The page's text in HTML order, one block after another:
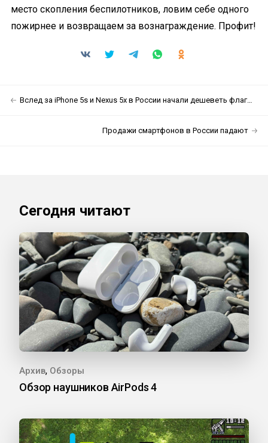
место скопления беспилотников, ловим себе одного
пожирнее и возвращаем за вознаграждение. Профит!
Вслед за iPhone 5s и Nexus 5x в России начали дешеветь флагманы
Продажи смартфонов в России падают
Сегодня читают
Архив, Обзоры
Обзор наушников AirPods 4